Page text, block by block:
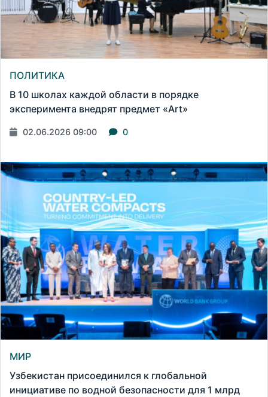
ПОЛИТИКА
В 10 школах каждой области в порядке
эксперимента внедрят предмет «Art»
02.06.2026 09:00 0
МИР
Узбекистан присоединился к глобальной
инициативе по водной безопасности для 1 млрд